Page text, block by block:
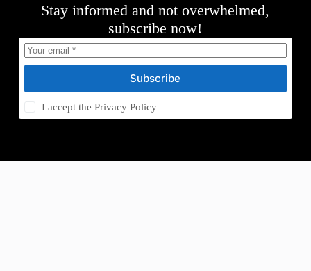
Stay informed and not overwhelmed,
subscribe now!
Subscribe
I accept thePrivacy Policy